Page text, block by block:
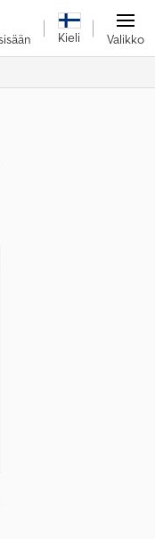
Kieli Valikko